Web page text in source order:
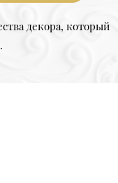
декора, который